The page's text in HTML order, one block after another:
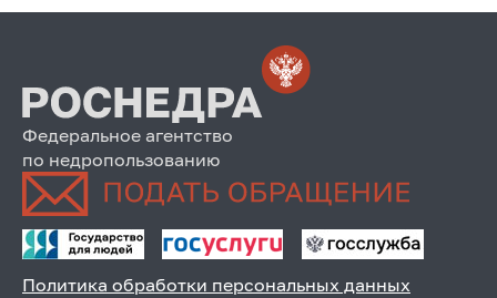
Федеральное агентство
по недропользованию
Политика обработки персональных данных